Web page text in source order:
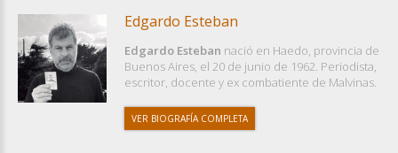
Edgardo Esteban
Edgardo Esteban nació en Haedo, provincia de
Buenos Aires, el 20 de junio de 1962. Periodista,
escritor, docente y ex combatiente de Malvinas.
VER BIOGRAFÍA COMPLETA